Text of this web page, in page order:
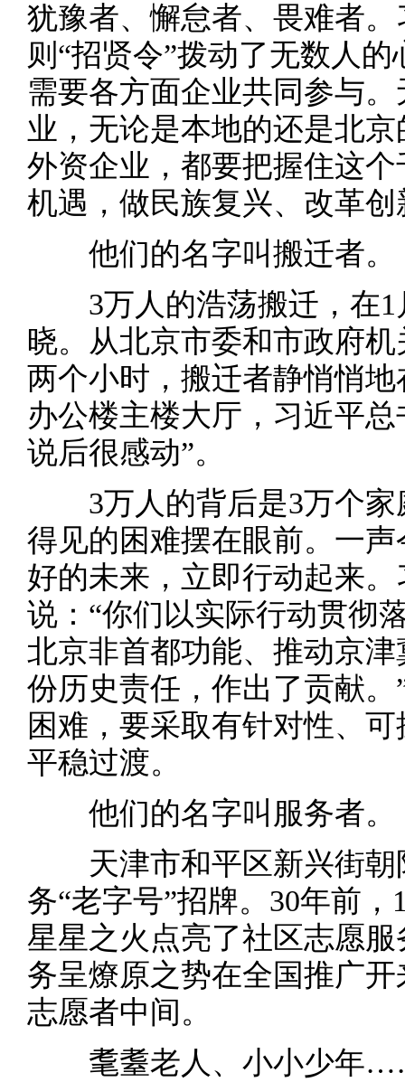
犹豫者、懈怠者、畏难者
则“招贤令”拨动了无数人
需要各方面企业共同参与
业，无论是本地的还是北
外资企业，都要把握住这
机遇，做民族复兴、改革创
他们的名字叫搬迁者。
3万人的浩荡搬迁，在1
晓。从北京市委和市政府
两个小时，搬迁者静悄悄
办公楼主楼大厅，习近平
说后很感动”。
3万人的背后是3万个家
得见的困难摆在眼前。一
好的未来，立即行动起来
说：“你们以实际行动贯彻
北京非首都功能、推动京
份历史责任，作出了贡献
困难，要采取有针对性、
平稳过渡。
他们的名字叫服务者。
天津市和平区新兴街朝
务“老字号”招牌。30年前
星星之火点亮了社区志愿
务呈燎原之势在全国推广
志愿者中间。
耄耋老人、小小少年……